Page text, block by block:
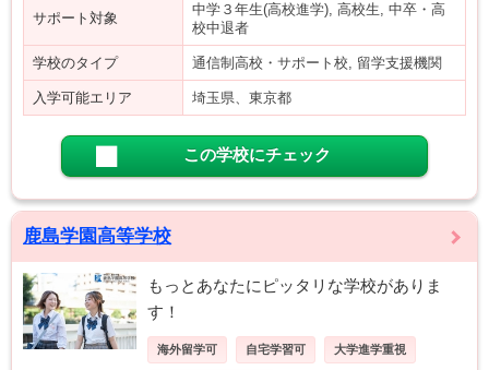
サポート対象
中学３年生(高校進学), 高校生, 中卒・高
校中退者
学校のタイプ 通信制高校・サポート校, 留学支援機関
入学可能エリア 埼玉県、東京都
この学校にチェック
鹿島学園高等学校
もっとあなたにピッタリな学校がありま
す！
海外留学可 自宅学習可 大学進学重視